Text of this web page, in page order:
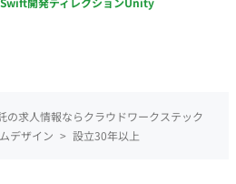
の求人情報ならクラウドワークステック
デザイン > 設立30年以上